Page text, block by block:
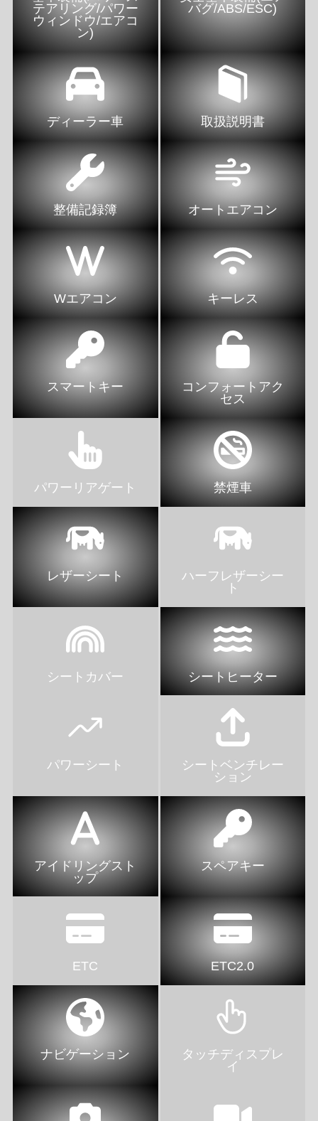
テアリング/パワー
ウィンドウ/エアコ
ン)
バグ/ABS/ESC)
ディーラー車 取扱説明書
整備記録簿 オートエアコン
Wエアコン キーレス
スマートキー
コンフォートアク
セス
パワーリアゲート 禁煙車
レザーシート
ハーフレザーシー
ト
シートカバー シートヒーター
パワーシート
シートベンチレー
ション
アイドリングスト
ップ
スペアキー
ETC ETC2.0
ナビゲーション
タッチディスプレ
イ